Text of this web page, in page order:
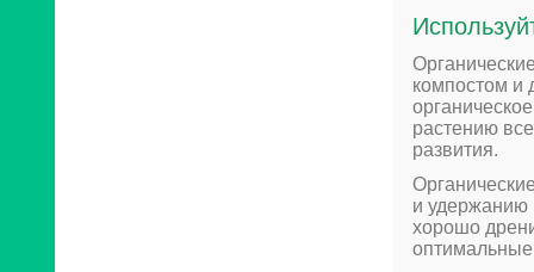
компостом и
растению
развития.
и удержанию
хорошо